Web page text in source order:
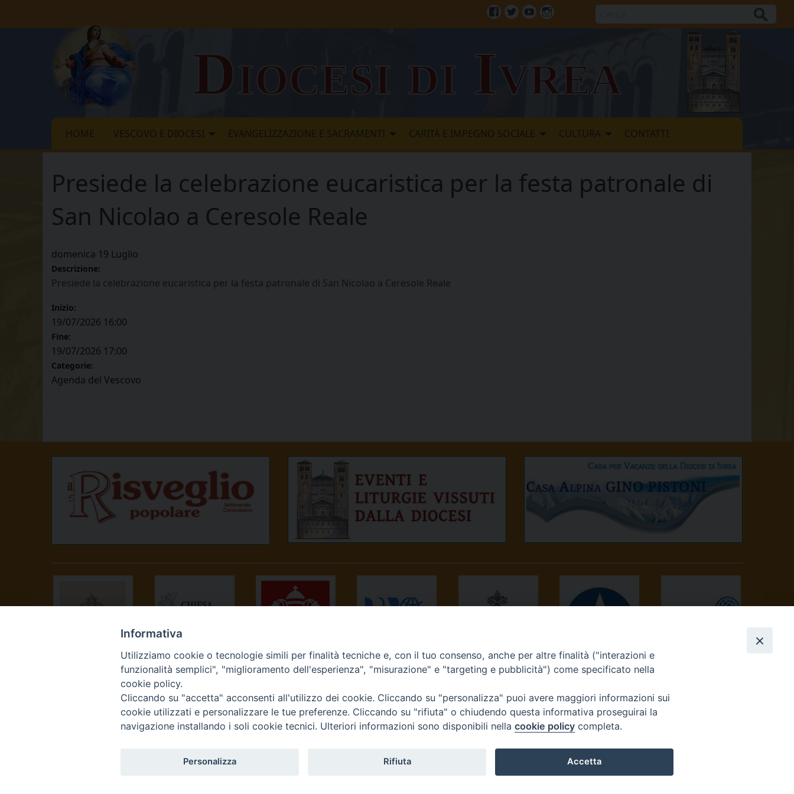
Diocesi di Ivrea
HOME VESCOVO E DIOCESI EVANGELIZZAZIONE E SACRAMENTI CARITÀ E IMPEGNO SOCIALE CULTURA CONTATTI
Presiede la celebrazione eucaristica per la festa patronale di
San Nicolao a Ceresole Reale
domenica 19 Luglio
Descrizione:
Presiede la celebrazione eucaristica per la festa patronale di San Nicolao a Ceresole Reale
Inizio:
19/07/2026 16:00
Fine:
19/07/2026 17:00
Categorie:
Agenda del Vescovo
CONFERENZA
EPISCOPALE
ITALIANA
NEWS.VA RADIO VATICANA
OSSERVATORE
ROMANO
AVVENIRE
Curia Vescovile Piazza Castello, 3 10015 Ivrea (To) Tel. 0125.641138 Fax 0125.40296 segreteriacuria@diocesivrea.it
Informativa
Utilizziamo cookie o tecnologie simili per finalità tecniche e, con il tuo consenso, anche per altre finalità ("interazioni e
funzionalità semplici", "miglioramento dell'esperienza", "misurazione" e "targeting e pubblicità") come specificato nella
cookie policy.
Cliccando su "accetta" acconsenti all'utilizzo dei cookie. Cliccando su "personalizza" puoi avere maggiori informazioni sui
cookie utilizzati e personalizzare le tue preferenze. Cliccando su "rifiuta" o chiudendo questa informativa proseguirai la
navigazione installando i soli cookie tecnici. Ulteriori informazioni sono disponibili nella cookie policy completa.
Personalizza Rifiuta Accetta